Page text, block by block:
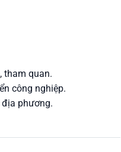
tham quan.
công nghiệp.
phương.